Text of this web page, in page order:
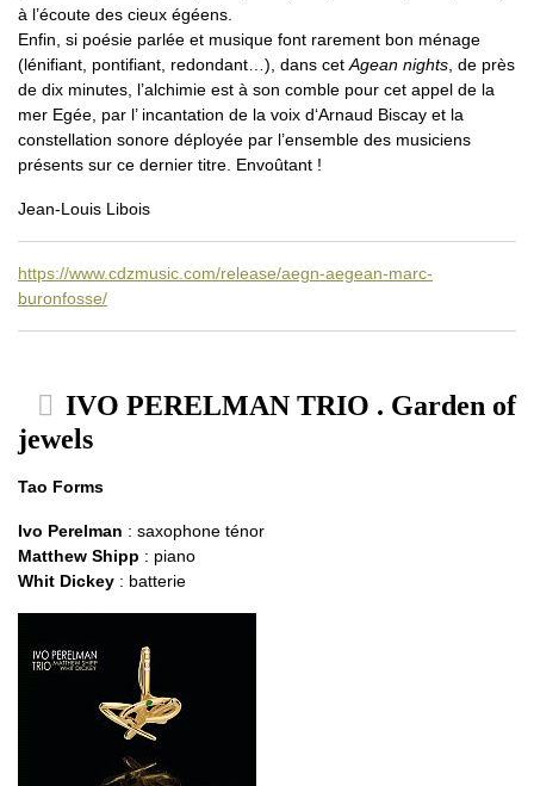
à l’écoute des cieux égéens.
Enfin, si poésie parlée et musique font rarement bon ménage
(lénifiant, pontifiant, redondant…), dans cet Agean nights , de près
de dix minutes, l’alchimie est à son comble pour cet appel de la
mer Egée, par l’ incantation de la voix d‘Arnaud Biscay et la
constellation sonore déployée par l’ensemble des musiciens
présents sur ce dernier titre. Envoûtant !
Jean-Louis Libois
https://www.cdzmusic.com/release/aegn-aegean-marc-
buronfosse/
IVO PERELMAN TRIO . Garden of
jewels
Tao Forms
Ivo Perelman : saxophone ténor
Matthew Shipp : piano
Whit Dickey : batterie